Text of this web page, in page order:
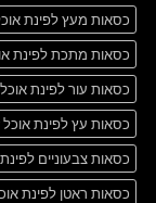
כסאות מעץ לפינת
כסאות מתכת לפינת
כסאות עור לפינת אוכל
כסאות עץ לפינת אוכל
כסאות צבעוניים
כסאות ראטן לפינת